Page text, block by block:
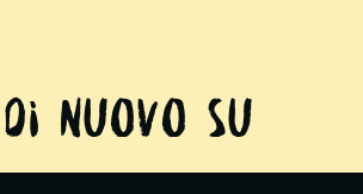
nuovo su